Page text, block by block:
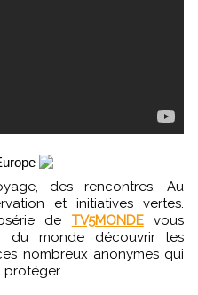
et initiatives vertes.
de TV5MONDEvous
du monde découvrir les
nombreux anonymes qui